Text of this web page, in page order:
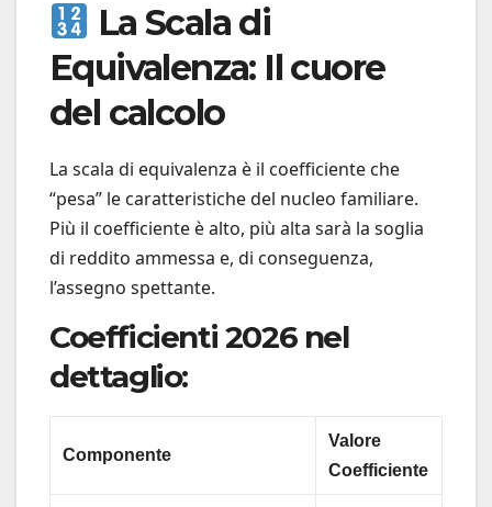
La Scala di
Equivalenza: Il cuore
del calcolo
La scala di equivalenza è il coefficiente che
“pesa” le caratteristiche del nucleo familiare.
Più il coefficiente è alto, più alta sarà la soglia
di reddito ammessa e, di conseguenza,
l’assegno spettante.
Coefficienti 2026 nel
dettaglio:
Componente
Valore
Coefficiente